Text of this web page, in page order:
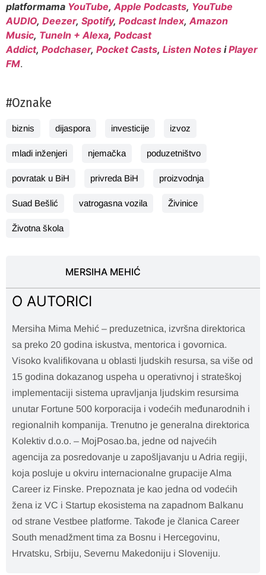
platformama YouTube,Apple Podcasts, YouTube
AUDIO, Deezer, Spotify, Podcast Index,Amazon
Music, TuneIn + Alexa, Podcast
Addict, Podchaser, Pocket Casts, Listen Notes iPlayer
FM.
#Oznake
biznis dijaspora investicije izvoz
mladi inženjeri njemačka poduzetništvo
povratak u BiH privreda BiH proizvodnja
Suad Bešlić vatrogasna vozila Živinice
Životna škola
MERSIHA MEHIĆ
O AUTORICI
Mersiha Mima Mehić – preduzetnica, izvršna direktorica
sa preko 20 godina iskustva, mentorica i govornica.
Visoko kvalifikovana u oblasti ljudskih resursa, sa više od
15 godina dokazanog uspeha u operativnoj i strateškoj
implementaciji sistema upravljanja ljudskim resursima
unutar Fortune 500 korporacija i vodećih međunarodnih i
regionalnih kompanija. Trenutno je generalna direktorica
Kolektiv d.o.o. – MojPosao.ba, jedne od najvećih
agencija za posredovanje u zapošljavanju u Adria regiji,
koja posluje u okviru internacionalne grupacije Alma
Career iz Finske. Prepoznata je kao jedna od vodećih
žena iz VC i Startup ekosistema na zapadnom Balkanu
od strane Vestbee platforme. Takođe je članica Career
South menadžment tima za Bosnu i Hercegovinu,
Hrvatsku, Srbiju, Severnu Makedoniju i Sloveniju.